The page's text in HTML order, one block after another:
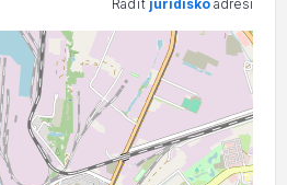
Rādīt juridisko adresi